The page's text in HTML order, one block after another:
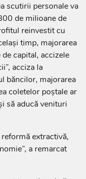
scutirii personale va
de milioane de
reinvestit cu
timp, majorarea
capital, accizele
acciza la
băncilor, majorarea
coletelor poștale ar
să aducă venituri
extractivă,
a remarcat